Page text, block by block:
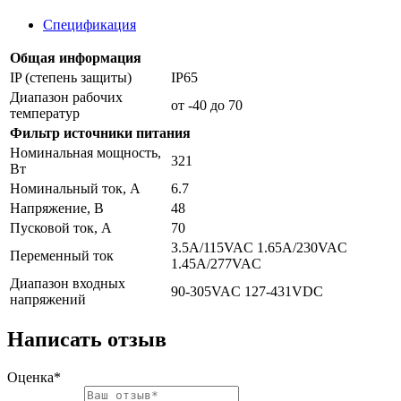
Спецификация
Общая информация
IP (степень защиты)
IP65
Диапазон рабочих
температур
от -40 до 70
Фильтр источники питания
Номинальная мощность,
Вт
321
Номинальный ток, A
6.7
Напряжение, В
48
Пусковой ток, А
70
Переменный ток
3.5A/115VAC 1.65A/230VAC
1.45A/277VAC
Диапазон входных
напряжений
90-305VAC 127-431VDC
Написать отзыв
Оценка*